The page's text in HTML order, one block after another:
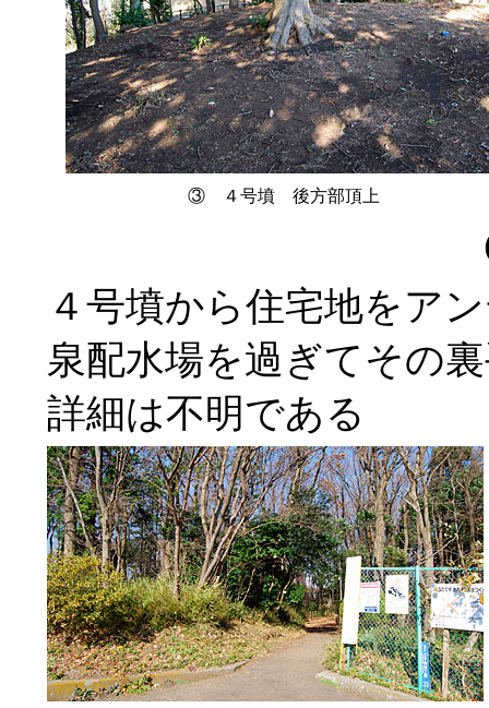
③ ４号墳 後方部頂上
４号墳から住宅地をア
泉配水場を過ぎてその
詳細は不明である